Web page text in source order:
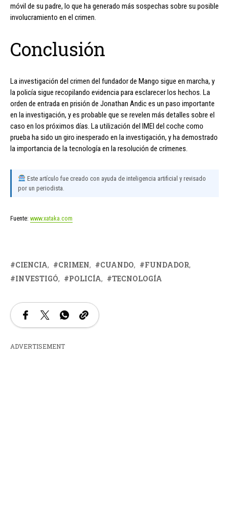
móvil de su padre, lo que ha generado más sospechas sobre su posible
involucramiento en el crimen.
Conclusión
La investigación del crimen del fundador de Mango sigue en marcha, y
la policía sigue recopilando evidencia para esclarecer los hechos. La
orden de entrada en prisión de Jonathan Andic es un paso importante
en la investigación, y es probable que se revelen más detalles sobre el
caso en los próximos días. La utilización del IMEI del coche como
prueba ha sido un giro inesperado en la investigación, y ha demostrado
la importancia de la tecnología en la resolución de crímenes.
Este artículo fue creado con ayuda de inteligencia artificial y revisado
por un periodista.
Fuente: www.xataka.com
CIENCIA CRIMEN CUANDO
FUNDADOR
INVESTIGÓ
POLICÍA TECNOLOGÍA
ADVERTISEMENT